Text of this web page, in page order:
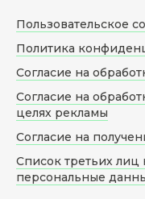
Пользовательское
Политика
Согласие на
Согласие на
целях рекламы
Согласие на
Список третьих лиц
персональные